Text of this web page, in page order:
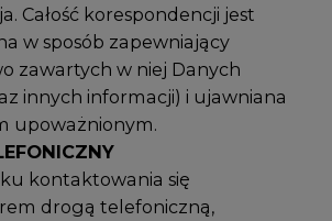
Całość korespondencji jest
w sposób zapewniający
zawartych w niej Danych
innych informacji) i ujawniana
upoważnionym.
kontaktowania się
drogą telefoniczną,